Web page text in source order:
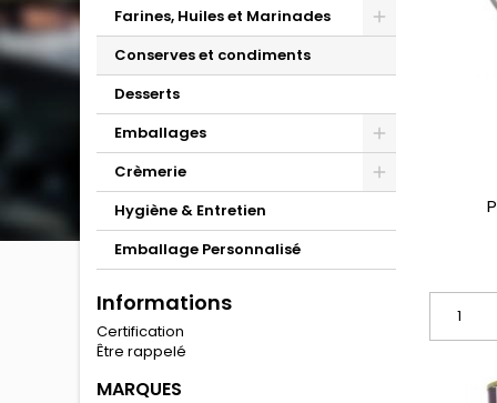
Farines, Huiles et Marinades
Conserves et condiments
Desserts
Emballages
Crèmerie
Hygiène & Entretien
Emballage Personnalisé
Informations
Certification
Être rappelé
MARQUES